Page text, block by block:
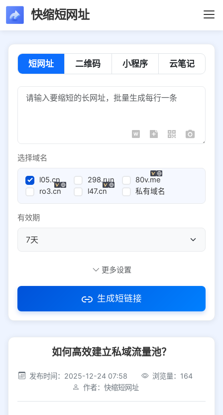
快缩短网址
短网址 二维码 小程序 云笔记
选择域名
l05.cn 298.run
80v.me
ro3.cn
l47.cn 私有域名
有效期
访问密码
社交平台 电商平台
选择防红平台类型，避免链接被拦截
更多设置
生成短链接
如何高效建立私域流量池？
发布时间：2025-12-24 07:58
浏览量：164
作者：快缩短网址